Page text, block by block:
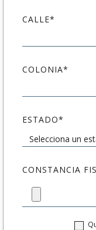
CALLE
COLONIA
ESTADO
CONSTANCIA